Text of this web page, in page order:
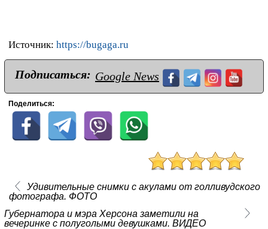
Источник: https://bugaga.ru
Подписаться: Google News
Поделиться:
Удивительные снимки с акулами от голливудского
фотографа. ФОТО
Губернатора и мэра Херсона заметили на
вечеринке с полуголыми девушками. ВИДЕО